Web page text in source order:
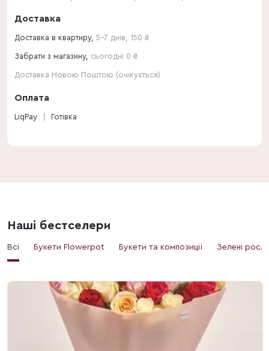
Доставка
Доставка в квартиру, 5-7 днів 150 ₴
Забрати з магазину, сьогодні 0 ₴
Доставка Новою Поштою (очікується)
Оплата
LiqPay Готівка
Наші бестселери
Всі Букети Flowerpot Букети та композиції Зелені